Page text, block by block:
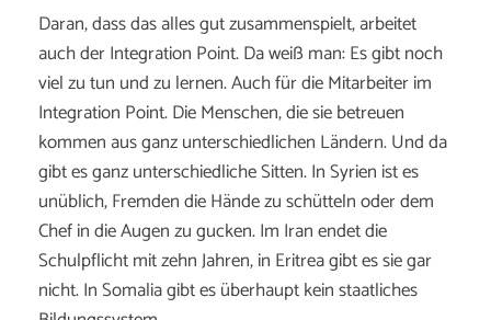
Daran, dass das alles gut zusammenspielt, arbeitet
auch der Integration Point. Da weiß man: Es gibt noch
viel zu tun und zu lernen. Auch für die Mitarbeiter im
Integration Point. Die Menschen, die sie betreuen
kommen aus ganz unterschiedlichen Ländern. Und da
gibt es ganz unterschiedliche Sitten. In Syrien ist es
unüblich, Fremden die Hände zu schütteln oder dem
Chef in die Augen zu gucken. Im Iran endet die
Schulpflicht mit zehn Jahren, in Eritrea gibt es sie gar
nicht. In Somalia gibt es überhaupt kein staatliches